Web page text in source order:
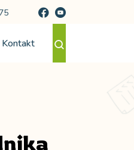
Kontakt